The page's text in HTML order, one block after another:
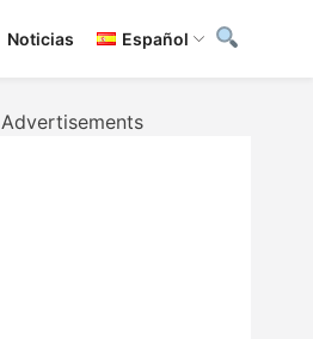
Noticias Español
Advertisements